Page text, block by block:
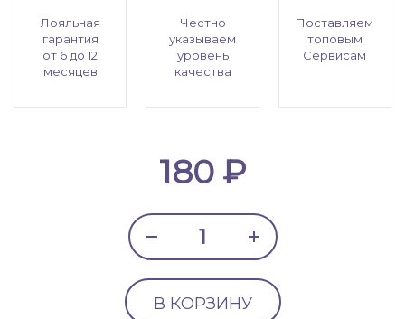
Лояльная
гарантия
от 6 до 12
месяцев
Честно
указываем
уровень
качества
Поставляем
топовым
Сервисам
180 ₽
В КОРЗИНУ